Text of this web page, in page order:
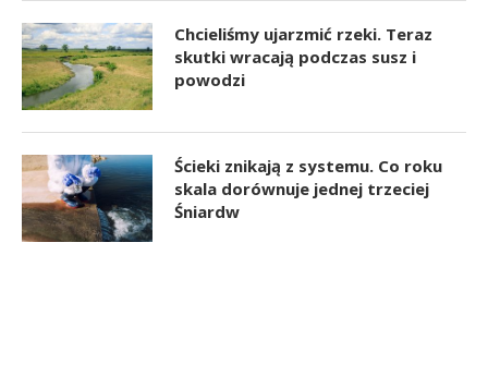
Chcieliśmy ujarzmić rzeki. Teraz
skutki wracają podczas susz i
powodzi
Ścieki znikają z systemu. Co roku
skala dorównuje jednej trzeciej
Śniardw